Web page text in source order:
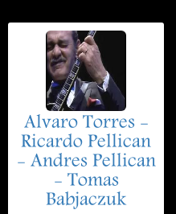
Alvaro Torres -
Ricardo Pellican
- Andres Pellican
- Tomas
Babjaczuk